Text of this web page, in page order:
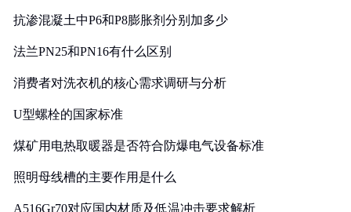
抗渗混凝土中P6和P8膨胀剂分别加多少
法兰PN25和PN16有什么区别
消费者对洗衣机的核心需求调研与分析
U型螺栓的国家标准
煤矿用电热取暖器是否符合防爆电气设备标准
照明母线槽的主要作用是什么
A516Gr70对应国内材质及低温冲击要求解析